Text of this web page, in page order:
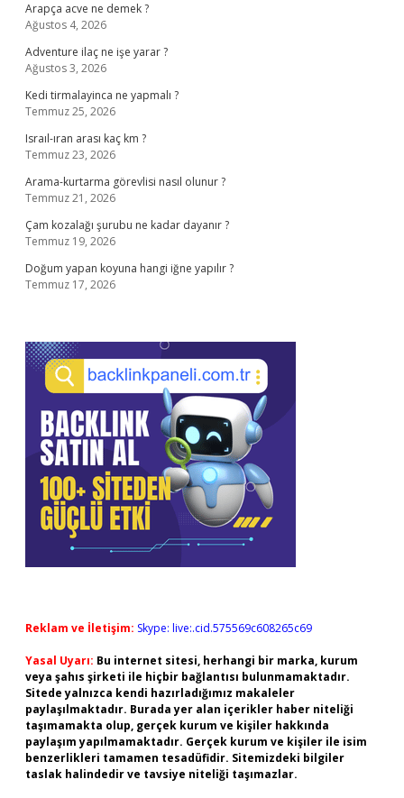
Arapça acve ne demek ?
Ağustos 4, 2026
Adventure ilaç ne işe yarar ?
Ağustos 3, 2026
Kedi tirmalayinca ne yapmalı ?
Temmuz 25, 2026
Israıl-ıran arası kaç km ?
Temmuz 23, 2026
Arama-kurtarma görevlisi nasıl olunur ?
Temmuz 21, 2026
Çam kozalağı şurubu ne kadar dayanır ?
Temmuz 19, 2026
Doğum yapan koyuna hangi iğne yapılır ?
Temmuz 17, 2026
Reklam ve İletişim: Skype: live:.cid.575569c608265c69
Yasal Uyarı: Bu internet sitesi, herhangi bir marka, kurum
veya şahıs şirketi ile hiçbir bağlantısı bulunmamaktadır.
Sitede yalnızca kendi hazırladığımız makaleler
paylaşılmaktadır. Burada yer alan içerikler haber niteliği
taşımamakta olup, gerçek kurum ve kişiler hakkında
paylaşım yapılmamaktadır. Gerçek kurum ve kişiler ile isim
benzerlikleri tamamen tesadüfidir. Sitemizdeki bilgiler
taslak halindedir ve tavsiye niteliği taşımazlar.